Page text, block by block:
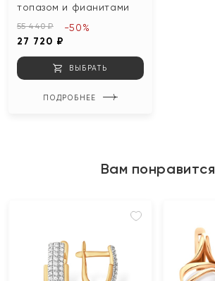
топазом и фианитами
55 440 ₽
27 720 ₽
-50%
ВЫБРАТЬ
ПОДРОБНЕЕ
Вам понравится